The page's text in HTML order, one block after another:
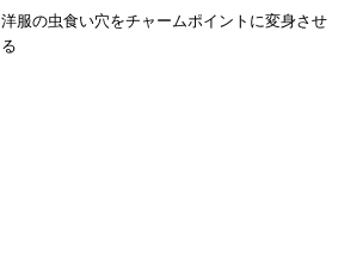
洋服の虫食い穴をチャームポイントに変身させ
る